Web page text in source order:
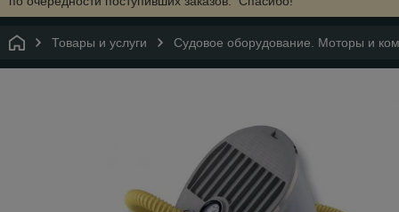
Товары и услуги Судовое оборудование. Моторы и